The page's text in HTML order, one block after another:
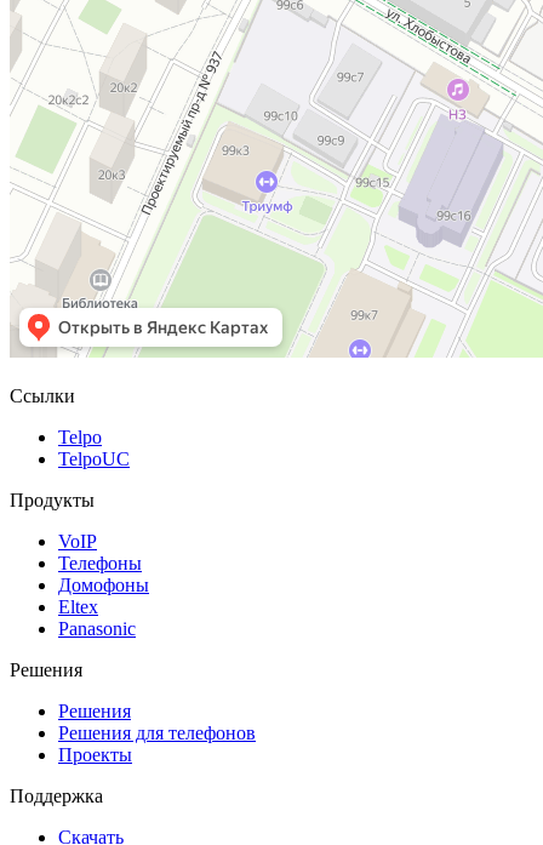
Ссылки
Telpo
TelpoUC
Продукты
VoIP
Телефоны
Домофоны
Eltex
Panasonic
Решения
Решения
Решения для телефонов
Проекты
Поддержка
Скачать